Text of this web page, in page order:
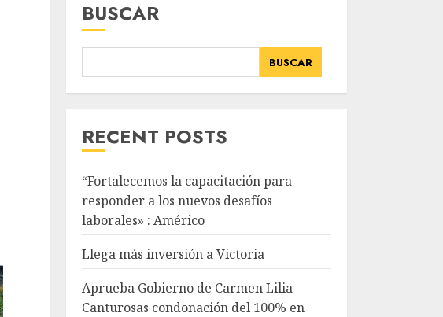
BUSCAR
BUSCAR
RECENT POSTS
“Fortalecemos la capacitación para
responder a los nuevos desafíos
laborales» : Américo
Llega más inversión a Victoria
Aprueba Gobierno de Carmen Lilia
Canturosas condonación del 100% en